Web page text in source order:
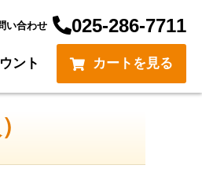
い合わせ 025-286-7711
ント カートを見る